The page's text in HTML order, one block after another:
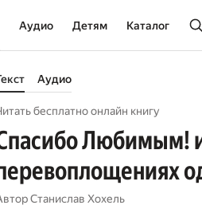
Аудио Детям Каталог
Аудио
бесплатно онлайн книгу
Любимым!
Станислав Хохель